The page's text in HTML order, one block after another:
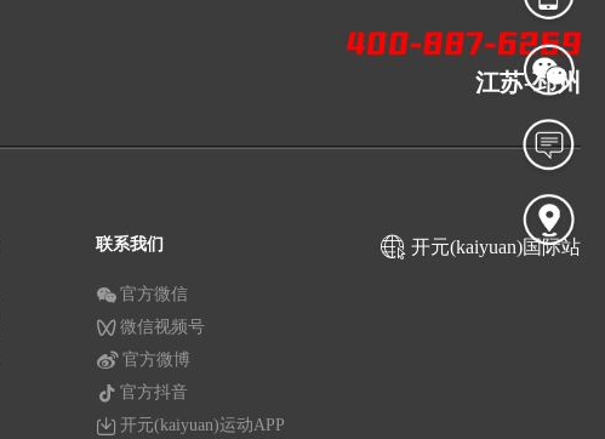
江苏-邳州
联系我们
官方微信
微信视频号
官方微博
官方抖音
开元(kaiyuan)运动APP
开元(kaiyuan)国际站